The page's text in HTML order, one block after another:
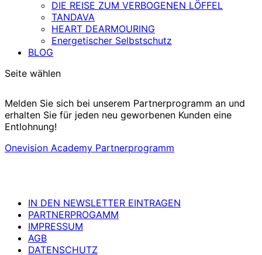
DIE REISE ZUM VERBOGENEN LÖFFEL
TANDAVA
HEART DEARMOURING
Energetischer Selbstschutz
BLOG
Seite wählen
Melden Sie sich bei unserem Partnerprogramm an und
erhalten Sie für jeden neu geworbenen Kunden eine
Entlohnung!
Onevision Academy Partnerprogramm
IN DEN NEWSLETTER EINTRAGEN
PARTNERPROGAMM
IMPRESSUM
AGB
DATENSCHUTZ